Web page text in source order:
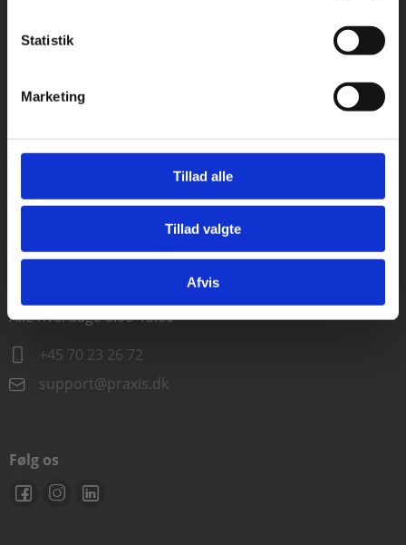
Statistik
Marketing
Tillad alle
Tillad valgte
Afvis
Rødekro
Kontakt kundeservice
+45 70 23 85 87
Kontakt teknisk support
Alle hverdage 8.00-15.00
+45 70 23 26 72
support@praxis.dk
Følg os
Gå til praxisOnline